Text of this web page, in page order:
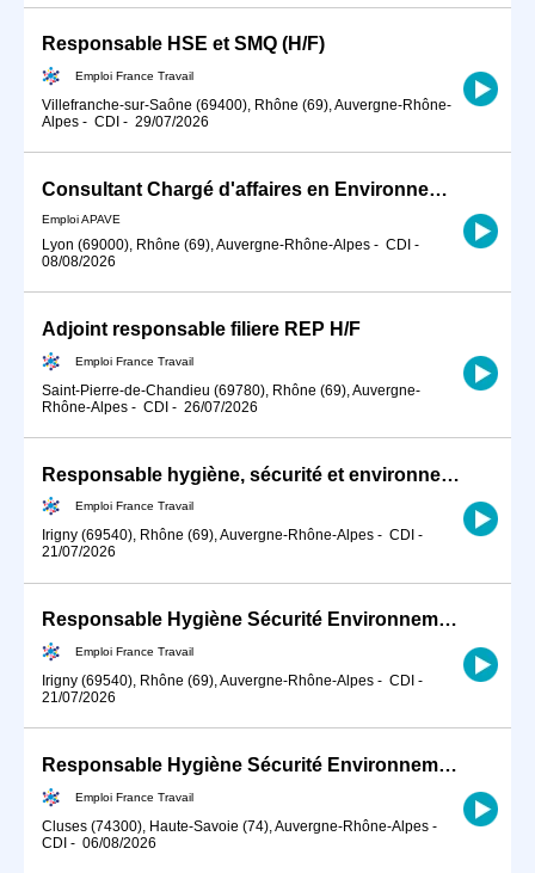
Responsable HSE et SMQ (H/F)
Emploi France Travail
Villefranche-sur-Saône (69400), Rhône (69), Auvergne-Rhône-
Alpes - CDI - 29/07/2026
Consultant Chargé d'affaires en Environnement / ICPE H/F
Emploi APAVE
Lyon (69000), Rhône (69), Auvergne-Rhône-Alpes - CDI -
08/08/2026
Adjoint responsable filiere REP H/F
Emploi France Travail
Saint-Pierre-de-Chandieu (69780), Rhône (69), Auvergne-
Rhône-Alpes - CDI - 26/07/2026
Responsable hygiène, sécurité et environnement (F/H)
Emploi France Travail
Irigny (69540), Rhône (69), Auvergne-Rhône-Alpes - CDI -
21/07/2026
Responsable Hygiène Sécurité Environnement (HSE) en industrie (H/F)
Emploi France Travail
Irigny (69540), Rhône (69), Auvergne-Rhône-Alpes - CDI -
21/07/2026
Responsable Hygiène Sécurité Environnement (H/F) (H/F)
Emploi France Travail
Cluses (74300), Haute-Savoie (74), Auvergne-Rhône-Alpes -
CDI - 06/08/2026